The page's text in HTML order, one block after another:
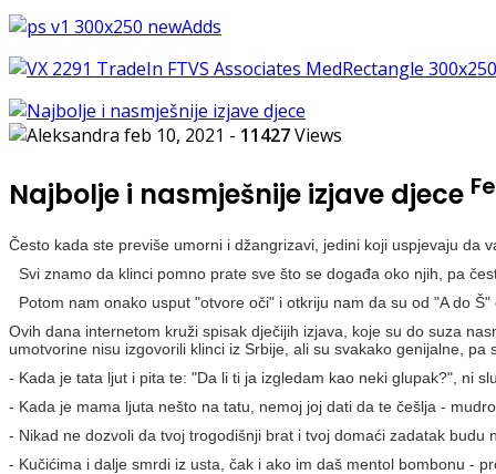
feb 10, 2021 - 11427Views
Najbolje i nasmješnije izjave djece
Često kada ste previše umorni i džangrizavi, jedini koji uspjevaju da
Svi znamo da klinci pomno prate sve što se događa oko njih, pa
Potom nam onako usput "otvore oči" i otkriju nam da su od "A do
Ovih dana internetom kruži spisak dječijih izjava, koje su do suza
umotvorine nisu izgovorili klinci iz Srbije, ali su svakako genijalne, pa
- Kada je tata ljut i pita te: "Da li ti ja izgledam kao neki glupak?", ni
- Kada je mama ljuta nešto na tatu, nemoj joj dati da te češlja -
- Nikad ne dozvoli da tvoj trogodišnji brat i tvoj domaći zadatak budu
- Kučićima i dalje smrdi iz usta, čak i ako im daš mentol bombonu -